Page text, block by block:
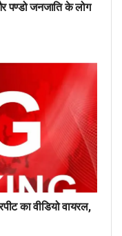
पण्डो जनजाति के लोग
का वीडियो वायरल,